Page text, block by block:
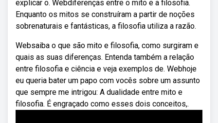
explicar o. Webdiferenças entre o mito e a filosofia.
Enquanto os mitos se construíram a partir de noções
sobrenaturais e fantásticas, a filosofia utiliza a razão.
Websaiba o que são mito e filosofia, como surgiram e
quais as suas diferenças. Entenda também a relação
entre filosofia e ciência e veja exemplos de. Webhoje
eu queria bater um papo com vocês sobre um assunto
que sempre me intrigou: A dualidade entre mito e
filosofia. É engraçado como esses dois conceitos,.